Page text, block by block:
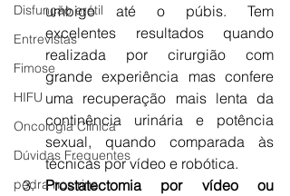
Disfunção erétil
Entrevistas
Fimose
HIFU
Oncologia Clínica
Dúvidas Frequentes
pedra nos rins
umbigo até o púbis. Tem
excelentes resultados quando
realizada por cirurgião com
grande experiência mas confere
uma recuperação mais lenta da
continência urinária e potência
sexual, quando comparada às
técnicas por vídeo e robótica.
Prostatectomia por vídeo ou